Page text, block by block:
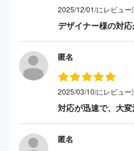
2025/12/01/にレビュー
デザイナー様の対応
匿名
2025/03/10/にレビュー
対応が迅速で、大変
匿名